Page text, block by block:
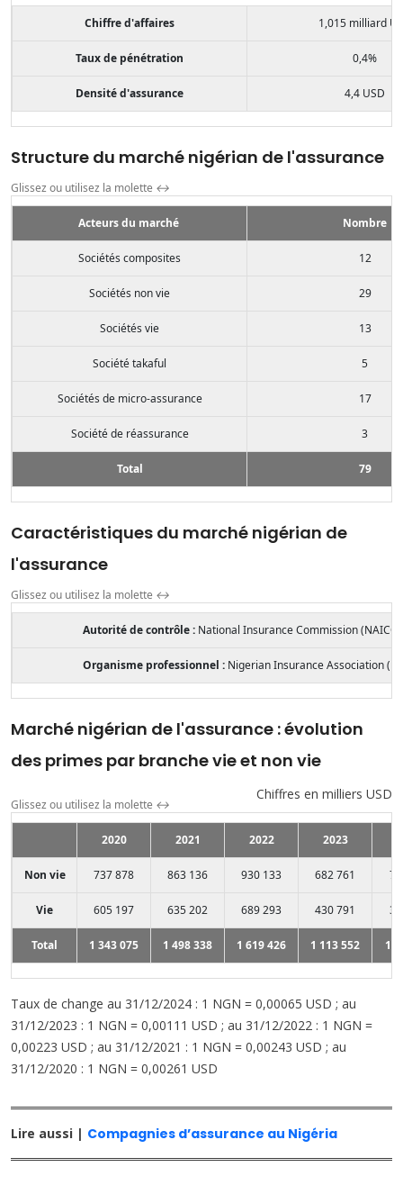
Chiffre d'affaires 1,015 milliard
Taux de pénétration 0,4%
Densité d'assurance 4,4 USD
Structure du marché nigérian de l'assurance
Glissez ou utilisez la molette ↔
Acteurs du marché Nombre
Sociétés composites 12
Sociétés non vie 29
Sociétés vie 13
Société takaful 5
Sociétés de micro-assurance 17
Société de réassurance 3
Total 79
Caractéristiques du marché nigérian de
l'assurance
Glissez ou utilisez la molette ↔
Autorité de contrôle : National Insurance Commission
Organisme professionnel :Nigerian Insurance Association
Marché nigérian de l'assurance : évolution
des primes par branche vie et non vie
Chiffres en milliers USD
Glissez ou utilisez la molette ↔
2020 2021 2022 2023
Non vie 737 878 863 136 930 133 682 761
Vie 605 197 635 202 689 293 430 791
Total 1 343 075 1 498 338 1 619 426 1 113 552 1
Taux de change au 31/12/2024 : 1 NGN = 0,00065 USD ; au
31/12/2023 : 1 NGN = 0,00111 USD ; au 31/12/2022 : 1 NGN =
0,00223 USD ; au 31/12/2021 : 1 NGN = 0,00243 USD ; au
31/12/2020 : 1 NGN = 0,00261 USD
Lire aussi | Compagnies d’assurance au Nigéria